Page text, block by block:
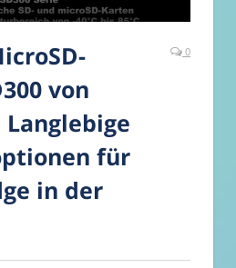
von
Langlebige
für
in der
0